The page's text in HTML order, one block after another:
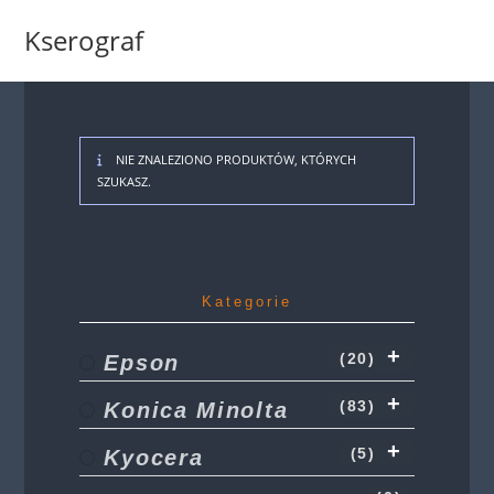
treściKserograf
NIE ZNALEZIONO PRODUKTÓW, KTÓRYCH
SZUKASZ.
Kategorie
Epson (20)
Konica Minolta (83)
Kyocera (5)